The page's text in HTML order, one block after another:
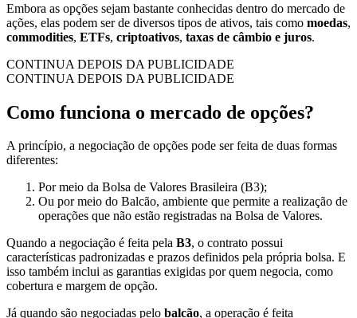
Embora as opções sejam bastante conhecidas dentro do mercado de
ações, elas podem ser de diversos tipos de ativos, tais como moedas,
commodities, ETFs, criptoativos, taxas de câmbio e juros.
CONTINUA DEPOIS DA PUBLICIDADE
CONTINUA DEPOIS DA PUBLICIDADE
Como funciona o mercado de opções?
A princípio, a negociação de opções pode ser feita de duas formas
diferentes:
Por meio da Bolsa de Valores Brasileira (B3);
Ou por meio do Balcão, ambiente que permite a realização de
operações que não estão registradas na Bolsa de Valores.
Quando a negociação é feita pela B3, o contrato possui
características padronizadas e prazos definidos pela própria bolsa. E
isso também inclui as garantias exigidas por quem negocia, como
cobertura e margem de opção.
Já quando são negociadas pelo balcão, a operação é feita